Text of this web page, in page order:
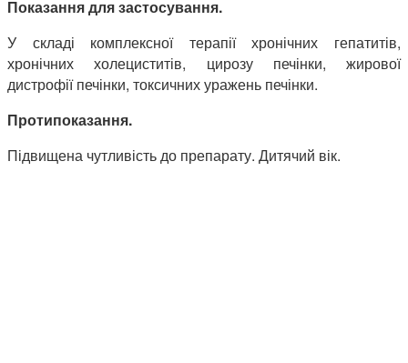
Показання для застосування.
У складі комплексної терапії хронічних гепатитів,
хронічних холециститів, цирозу печінки, жирової
дистрофії печінки, токсичних уражень печінки.
Протипоказання.
Підвищена чутливість до препарату. Дитячий вік.